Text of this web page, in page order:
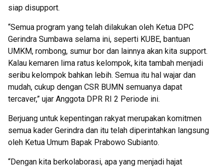
siap disupport.
“Semua program yang telah dilakukan oleh Ketua DPC
Gerindra Sumbawa selama ini, seperti KUBE, bantuan
UMKM, rombong, sumur bor dan lainnya akan kita support.
Kalau kemaren lima ratus kelompok, kita tambah menjadi
seribu kelompok bahkan lebih. Semua itu hal wajar dan
mudah, cukup dengan CSR BUMN semuanya dapat
tercaver,” ujar Anggota DPR RI 2 Periode ini.
Berjuang untuk kepentingan rakyat merupakan komitmen
semua kader Gerindra dan itu telah diperintahkan langsung
oleh Ketua Umum Bapak Prabowo Subianto.
“Dengan kita berkolaborasi, apa yang menjadi hajat